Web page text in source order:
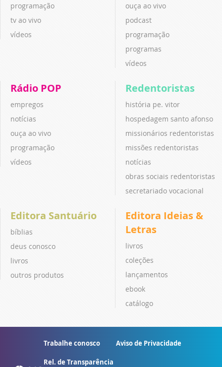
programação
tv ao vivo
vídeos
ouça ao vivo
podcast
programação
programas
vídeos
Rádio POP
empregos
notícias
ouça ao vivo
programação
vídeos
Redentoristas
história pe. vitor
hospedagem santo afonso
missionários redentoristas
missões redentoristas
notícias
obras sociais redentoristas
secretariado vocacional
Editora Santuário
bíblias
deus conosco
livros
outros produtos
Editora Ideias &
Letras
livros
coleções
lançamentos
ebook
catálogo
Trabalhe conosco Aviso de Privacidade
Rel. de Transparência